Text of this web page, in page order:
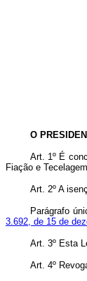
O
Art. 1º É
Fiação e
Art. 2º A
Parágrafo
3.692, de 15 de
Art. 3º Esta
Art. 4º